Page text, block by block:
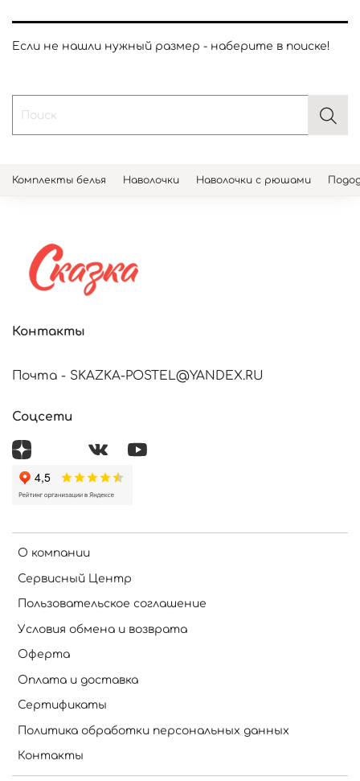
Если не нашли нужный размер - наберите в поиске!
Комплекты белья Наволочки Наволочки с рюшами
О компании
Сервисный Центр
Пользовательское соглашение
Условия обмена и возврата
Оферта
Оплата и доставка
Сертификаты
Политика обработки персональных данных
Контакты
Контакты
Почта - SKAZKA-POSTEL@YANDEX.RU
Соцсети